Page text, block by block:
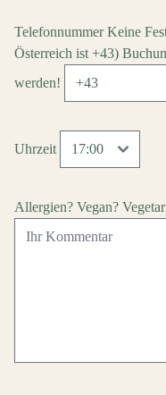
TelefonnummerKeine
Österreich ist +43)
werden!
Uhrzeit
Allergien? Vegan?